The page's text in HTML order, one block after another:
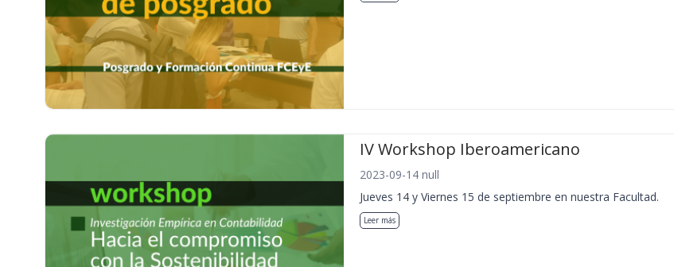
IV Workshop Iberoamericano
2023-09-14 null
Jueves 14 y Viernes 15 de septiembre en nuestra Facultad.
Leer más